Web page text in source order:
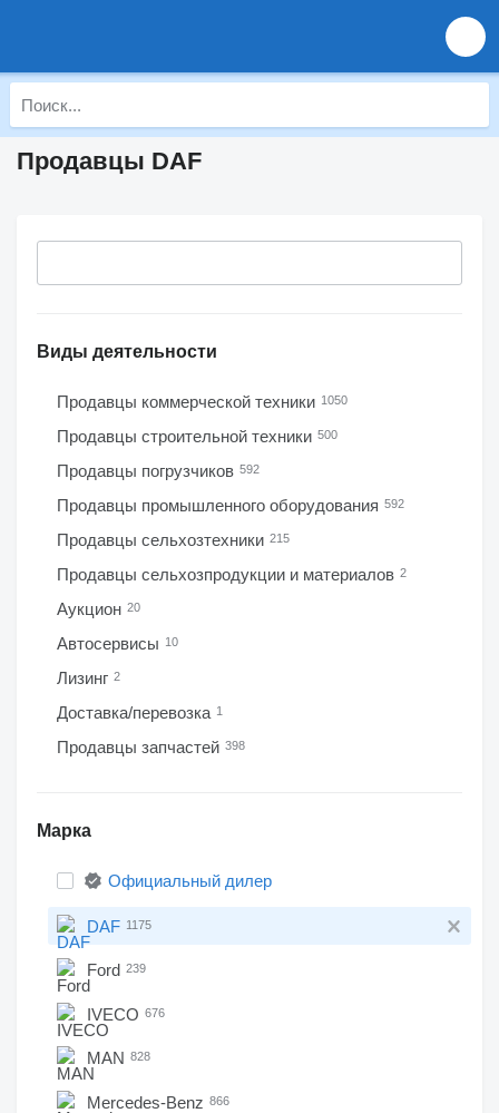
Продавцы DAF
Виды деятельности
Продавцы коммерческой техники 1050
Продавцы строительной техники 500
Продавцы погрузчиков 592
Продавцы промышленного оборудования 592
Продавцы сельхозтехники 215
Продавцы сельхозпродукции и материалов 2
Аукцион 20
Автосервисы 10
Лизинг 2
Доставка/перевозка 1
Продавцы запчастей 398
Марка
Официальный дилер
DAF 1175
Ford 239
IVECO 676
MAN 828
Mercedes-Benz 866